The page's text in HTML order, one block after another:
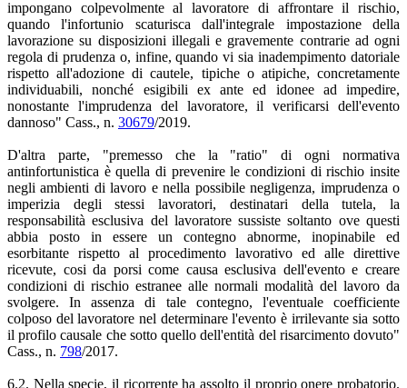
impongano colpevolmente al lavoratore di affrontare il rischio,
quando l'infortunio scaturisca dall'integrale impostazione della
lavorazione su disposizioni illegali e gravemente contrarie ad ogni
regola di prudenza o, infine, quando vi sia inadempimento datoriale
rispetto all'adozione di cautele, tipiche o atipiche, concretamente
individuabili, nonché esigibili ex ante ed idonee ad impedire,
nonostante l'imprudenza del lavoratore, il verificarsi dell'evento
dannoso" Cass., n. 30679/2019.
D'altra parte, "premesso che la "ratio" di ogni normativa
antinfortunistica è quella di prevenire le condizioni di rischio insite
negli ambienti di lavoro e nella possibile negligenza, imprudenza o
imperizia degli stessi lavoratori, destinatari della tutela, la
responsabilità esclusiva del lavoratore sussiste soltanto ove questi
abbia posto in essere un contegno abnorme, inopinabile ed
esorbitante rispetto al procedimento lavorativo ed alle direttive
ricevute, cosi da porsi come causa esclusiva dell'evento e creare
condizioni di rischio estranee alle normali modalità del lavoro da
svolgere. In assenza di tale contegno, l'eventuale coefficiente
colposo del lavoratore nel determinare l'evento è irrilevante sia sotto
il profilo causale che sotto quello dell'entità del risarcimento dovuto"
Cass., n. 798/2017.
6.2. Nella specie, il ricorrente ha assolto il proprio onere probatorio.